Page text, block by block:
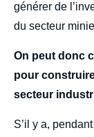
générer de
du secteur
On peut donc
pour
secteur
S’il y a,